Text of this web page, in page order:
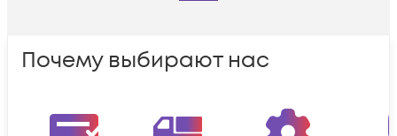
Почему выбирают нас